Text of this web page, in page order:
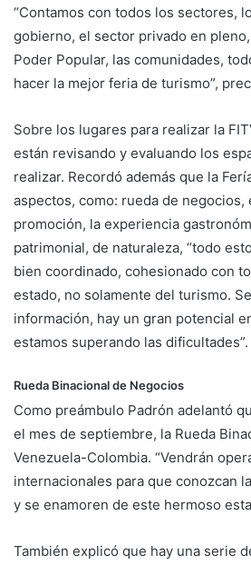
“Contamos con todos los sectores,
gobierno, el sector privado en
Poder Popular, las comunidades,
hacer la mejor feria de turismo”,
Sobre los lugares para realizar la
están revisando y evaluando los
realizar. Recordó además que la
aspectos, como: rueda de negocios,
promoción, la experiencia
patrimonial, de naturaleza, “todo
bien coordinado, cohesionado con
estado, no solamente del turismo.
información, hay un gran potencial
estamos superando las dificultades”.
Rueda Binacional de Negocios
Como preámbulo Padrón adelantó
el mes de septiembre, la Rueda
Venezuela-Colombia. “Vendrán
internacionales para que conozcan
y se enamoren de este hermoso
También explicó que hay una serie